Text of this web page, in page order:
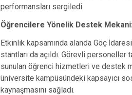
performansları sergiledi.
Öğrencilere Yönelik Destek
Etkinlik kapsamında alanda Göç
stantları da açıldı. Görevli
sunulan öğrenci hizmetleri ve destek
üniversite kampüsündeki kapsayıcı
kaynaşmasını sağladı.